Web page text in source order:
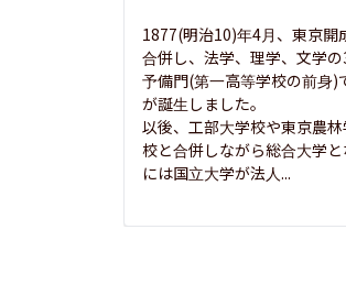
1877(明治10)年4月、東京開
合併し、法学、理学、文学
予備門(第一高等学校の前身)
が誕生しました。
以後、工部大学校や東京農
校と合併しながら総合大学
には国立大学が法人...